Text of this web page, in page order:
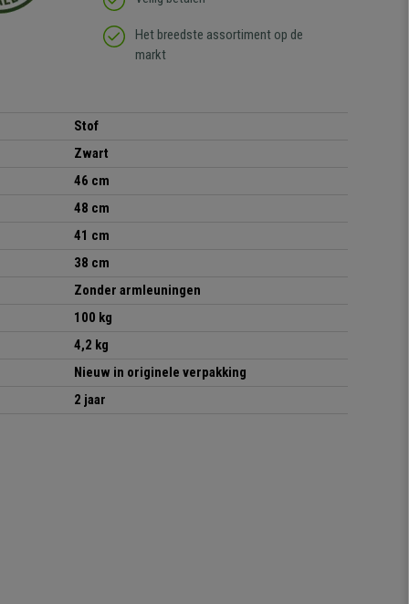
Het breedste assortiment op de
markt
Stof
Zwart
46 cm
48 cm
41 cm
38 cm
Zonder armleuningen
100 kg
4,2 kg
Nieuw in originele verpakking
2 jaar